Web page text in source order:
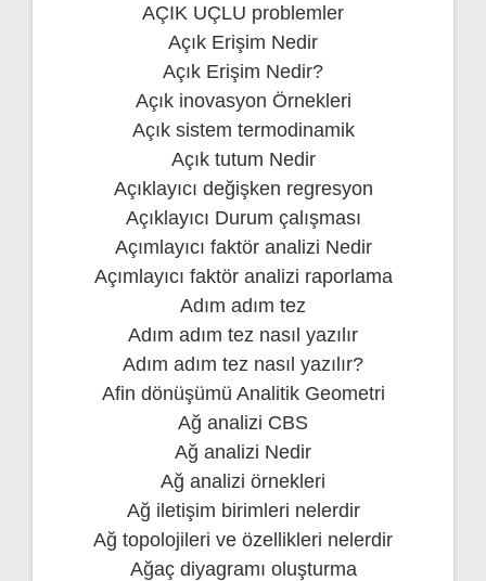
AÇIK UÇLU problemler
Açık Erişim Nedir
Açık Erişim Nedir?
Açık inovasyon Örnekleri
Açık sistem termodinamik
Açık tutum Nedir
Açıklayıcı değişken regresyon
Açıklayıcı Durum çalışması
Açımlayıcı faktör analizi Nedir
Açımlayıcı faktör analizi raporlama
Adım adım tez
Adım adım tez nasıl yazılır
Adım adım tez nasıl yazılır?
Afin dönüşümü Analitik Geometri
Ağ analizi CBS
Ağ analizi Nedir
Ağ analizi örnekleri
Ağ iletişim birimleri nelerdir
Ağ topolojileri ve özellikleri nelerdir
Ağaç diyagramı oluşturma